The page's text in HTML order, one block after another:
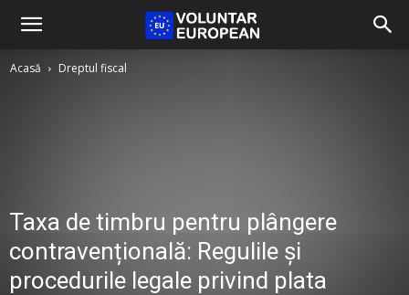
Acasă Dreptul fiscal
Taxa de timbru pentru plângere
contravențională: Regulile și
procedurile legale privind plata